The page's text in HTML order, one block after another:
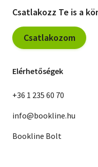
Csatlakozz Te is a
Csatlakozom
Elérhetőségek
+36 1 235 60 70
info@bookline.hu
Bookline Bolt